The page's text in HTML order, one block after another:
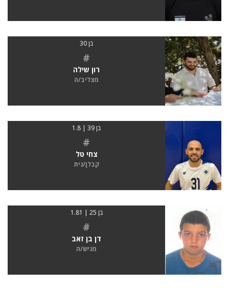
בן 30
#
רון שילה
מצליב/ה
בן 39 | 1.8
#
צחי טל
קבלן/נית
בן 25 | 1.81
#
דן בן זאב
מגיש/ה